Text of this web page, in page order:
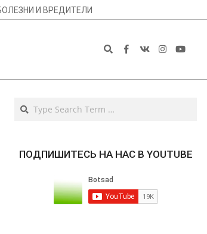
И ВРЕДИТЕЛИ
Search
Search
ПОДПИШИТЕСЬ НА НАС В YOUTUBE